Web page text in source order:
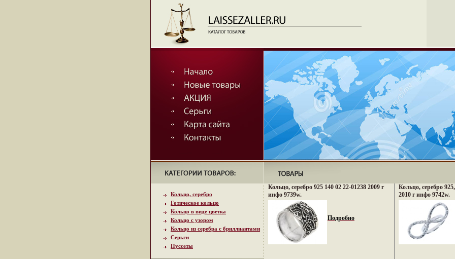
Кольцо, серебро
Готическое кольцо
Кольцо в виде цветка
Кольцо с узором
Кольцо из серебра с бриллиантами
Серьги
Пуссеты
Кольцо, серебро 925 140 02 22-01238 2009 г
инфо 9739w.
Подробно
Кольцо, серебро
2010 г инфо 9742w.